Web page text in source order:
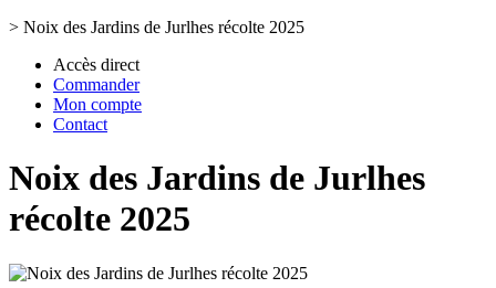
> Noix des Jardins de Jurlhes récolte 2025
Accès direct
Commander
Mon compte
Contact
Noix des Jardins de Jurlhes
récolte 2025